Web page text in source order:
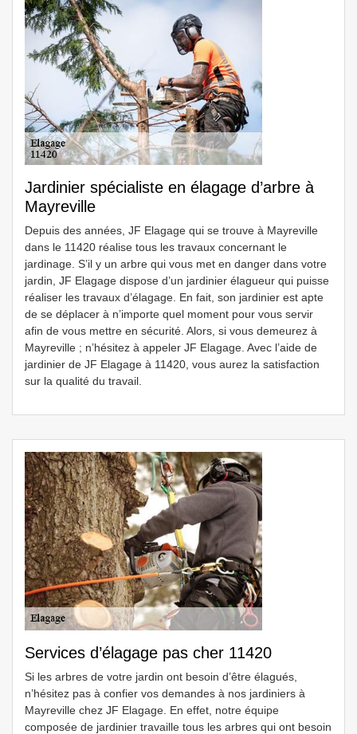
Jardinier spécialiste en élagage d’arbre à
Mayreville
Depuis des années, JF Elagage qui se trouve à Mayreville
dans le 11420 réalise tous les travaux concernant le
jardinage. S’il y un arbre qui vous met en danger dans votre
jardin, JF Elagage dispose d’un jardinier élagueur qui puisse
réaliser les travaux d’élagage. En fait, son jardinier est apte
de se déplacer à n’importe quel moment pour vous servir
afin de vous mettre en sécurité. Alors, si vous demeurez à
Mayreville ; n’hésitez à appeler JF Elagage. Avec l’aide de
jardinier de JF Elagage à 11420, vous aurez la satisfaction
sur la qualité du travail.
Services d’élagage pas cher 11420
Si les arbres de votre jardin ont besoin d’être élagués,
n’hésitez pas à confier vos demandes à nos jardiniers à
Mayreville chez JF Elagage. En effet, notre équipe
composée de jardinier travaille tous les arbres qui ont besoin